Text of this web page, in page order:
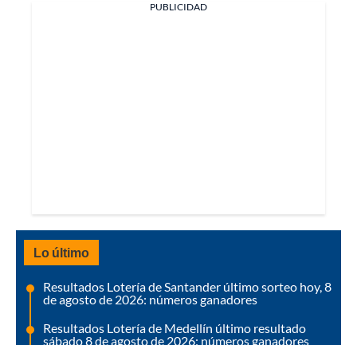
PUBLICIDAD
Lo último
Resultados Lotería de Santander último sorteo hoy, 8
de agosto de 2026: números ganadores
Resultados Lotería de Medellín último resultado
sábado 8 de agosto de 2026: números ganadores